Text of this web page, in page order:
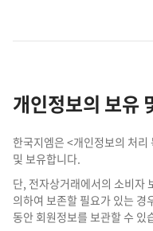
개인정보의 보유
한국지엠은 <개인정보의 처리
및 보유합니다.
단, 전자상거래에서의 소비자
의하여 보존할 필요가 있는 경
동안 회원정보를 보관할 수 있